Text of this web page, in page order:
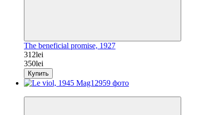
The beneficial promise, 1927
312lei
350lei
Купить